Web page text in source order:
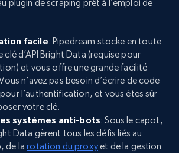
plugin de scraping prêt à l’emploi de
facile: Pipedream stocke en toute
d’API Bright Data (requise pour
et vous offre une grande facilité
n’avez pas besoin d’écrire de code
l’authentification, et vous êtes sûr
votre clé.
systèmes anti-bots: Sous le capot,
Data gèrent tous les défis liés au
de larotation du proxyet de la gestion